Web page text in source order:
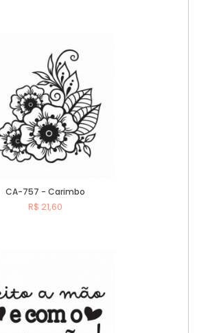
CA-757 - Carimbo
R$ 21,60